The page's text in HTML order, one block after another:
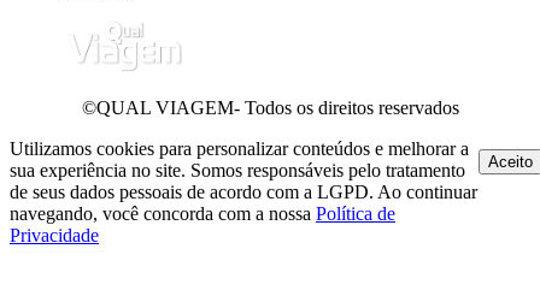
©QUAL VIAGEM- Todos os direitos reservados
Utilizamos cookies para personalizar conteúdos e melhorar a
sua experiência no site. Somos responsáveis pelo tratamento
de seus dados pessoais de acordo com a LGPD. Ao continuar
navegando, você concorda com a nossa Política de
Privacidade
Aceito